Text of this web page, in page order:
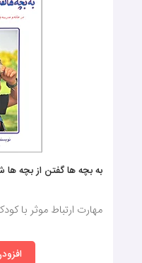
به بچه ها گفتن از بچه ها
مهارت ارتباط موثر با